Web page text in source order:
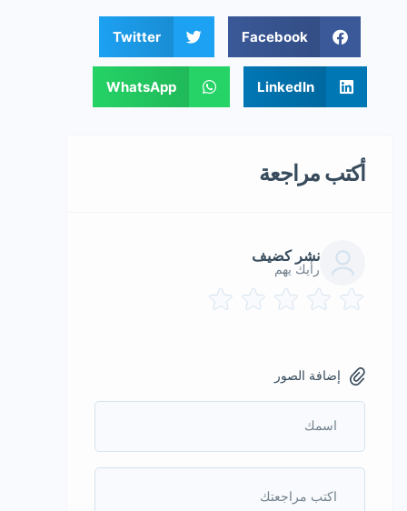
Facebook
Twitter
LinkedIn
WhatsApp
أكتب مراجعة
نشر كضيف
رأيك يهم
إضافة الصور